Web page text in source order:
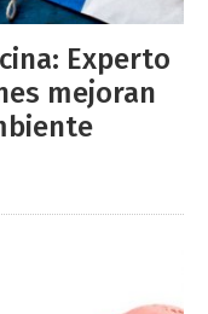
Experto
mejoran